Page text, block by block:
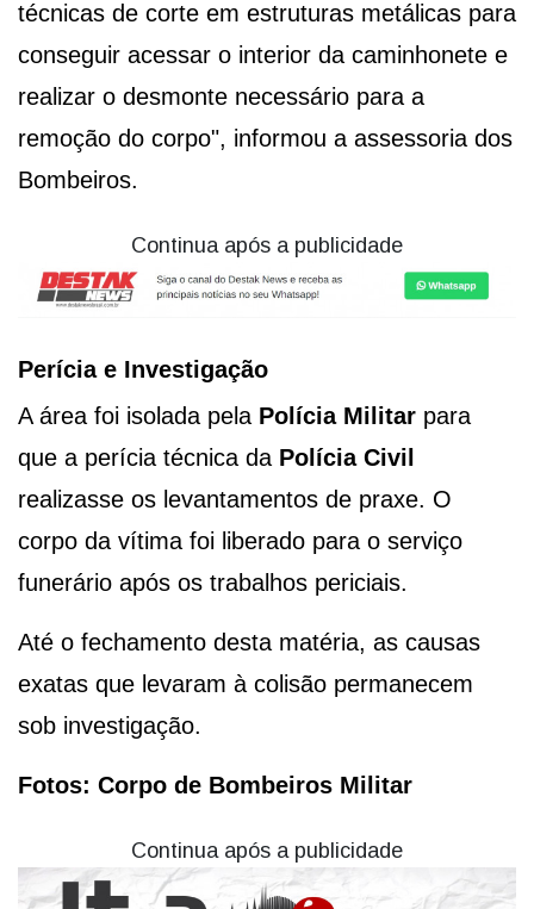
técnicas de corte em estruturas metálicas para
conseguir acessar o interior da caminhonete e
realizar o desmonte necessário para a
remoção do corpo", informou a assessoria dos
Bombeiros.
Continua após a publicidade
Perícia e Investigação
A área foi isolada pela Polícia Militar para
que a perícia técnica da Polícia Civil
realizasse os levantamentos de praxe. O
corpo da vítima foi liberado para o serviço
funerário após os trabalhos periciais.
Até o fechamento desta matéria, as causas
exatas que levaram à colisão permanecem
sob investigação.
Fotos: Corpo de Bombeiros Militar
Continua após a publicidade